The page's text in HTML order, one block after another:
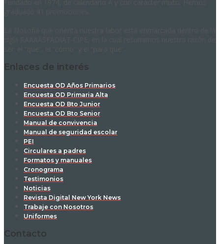
Enlaces de interés
Encuesta OD Años Primarios
Encuesta OD Primaria Alta
Encuesta OD Bto Junior
Encuesta OD Bto Senior
Manual de convivencia
Manual de seguridad escolar
PEI
Circulares a padres
Formatos y manuales
Cronograma
Testimonios
Noticias
Revista Digital New York News
Trabaje con Nosotros
Uniformes
Contacto